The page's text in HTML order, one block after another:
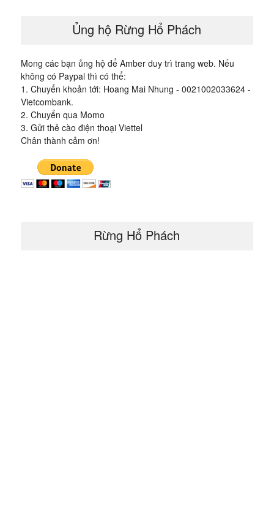
Ủng hộ Rừng Hổ Phách
Mong các bạn ủng hộ để Amber duy trì trang web. Nếu
không có Paypal thì có thể:
1. Chuyển khoản tới: Hoang Mai Nhung - 0021002033624 -
Vietcombank.
2. Chuyển qua Momo
3. Gửi thẻ cào điện thoại Viettel
Chân thành cảm ơn!
Rừng Hổ Phách